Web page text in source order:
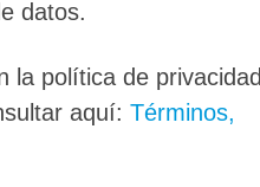
datos.
la política de privacidad
aquí: Términos,